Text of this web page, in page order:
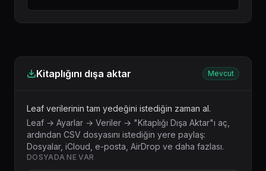
Kitaplığını dışa aktar Mevcut
Leaf verilerinin tam yedeğini istediğin zaman al.
Leaf → Ayarlar → Veriler → "Kitaplığı Dışa Aktar"ı aç,
ardından CSV dosyasını istediğin yere paylaş:
Dosyalar, iCloud, e-posta, AirDrop ve daha fazlası.
DOSYADA NE VAR